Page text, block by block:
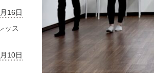
16日
ッス
10日